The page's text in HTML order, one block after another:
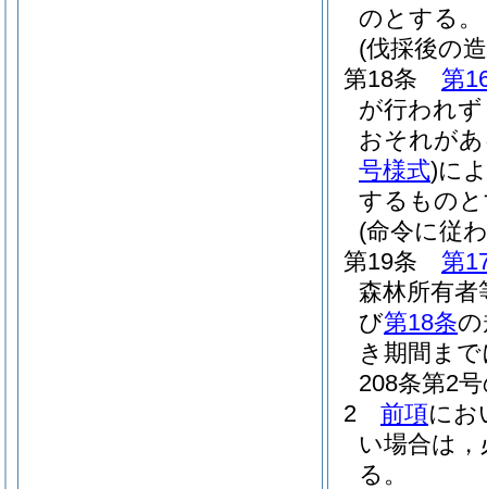
のとする。
(伐採後の
第18条
第
が行われ
おそれが
号様式)に
するもの
(命令に従
第19条
第
森林所有
び第18条の
き期間ま
208条第2
2
前項にお
い場合は
る。